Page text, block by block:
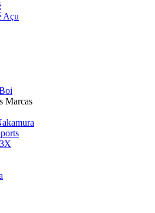
Açu
Marcas